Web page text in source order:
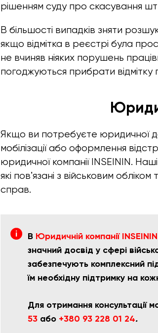
рішенням суду про скасування
В більшості випадків зняти
якщо відмітка в реєстрі була
не вчиняв ніяких порушень
погоджуються прибрати
Якщо ви потребуєте юридичної
мобілізації або оформлення
юридичної компанії INSEININ.
які повʼязані з військовим
справ.
В Юридичній компанії INSEININ
значний досвід у сфері
забезпечують комплексний
їм необхідну підтримку на
Для отримання консультації
53 або +380 93 228 01 24.